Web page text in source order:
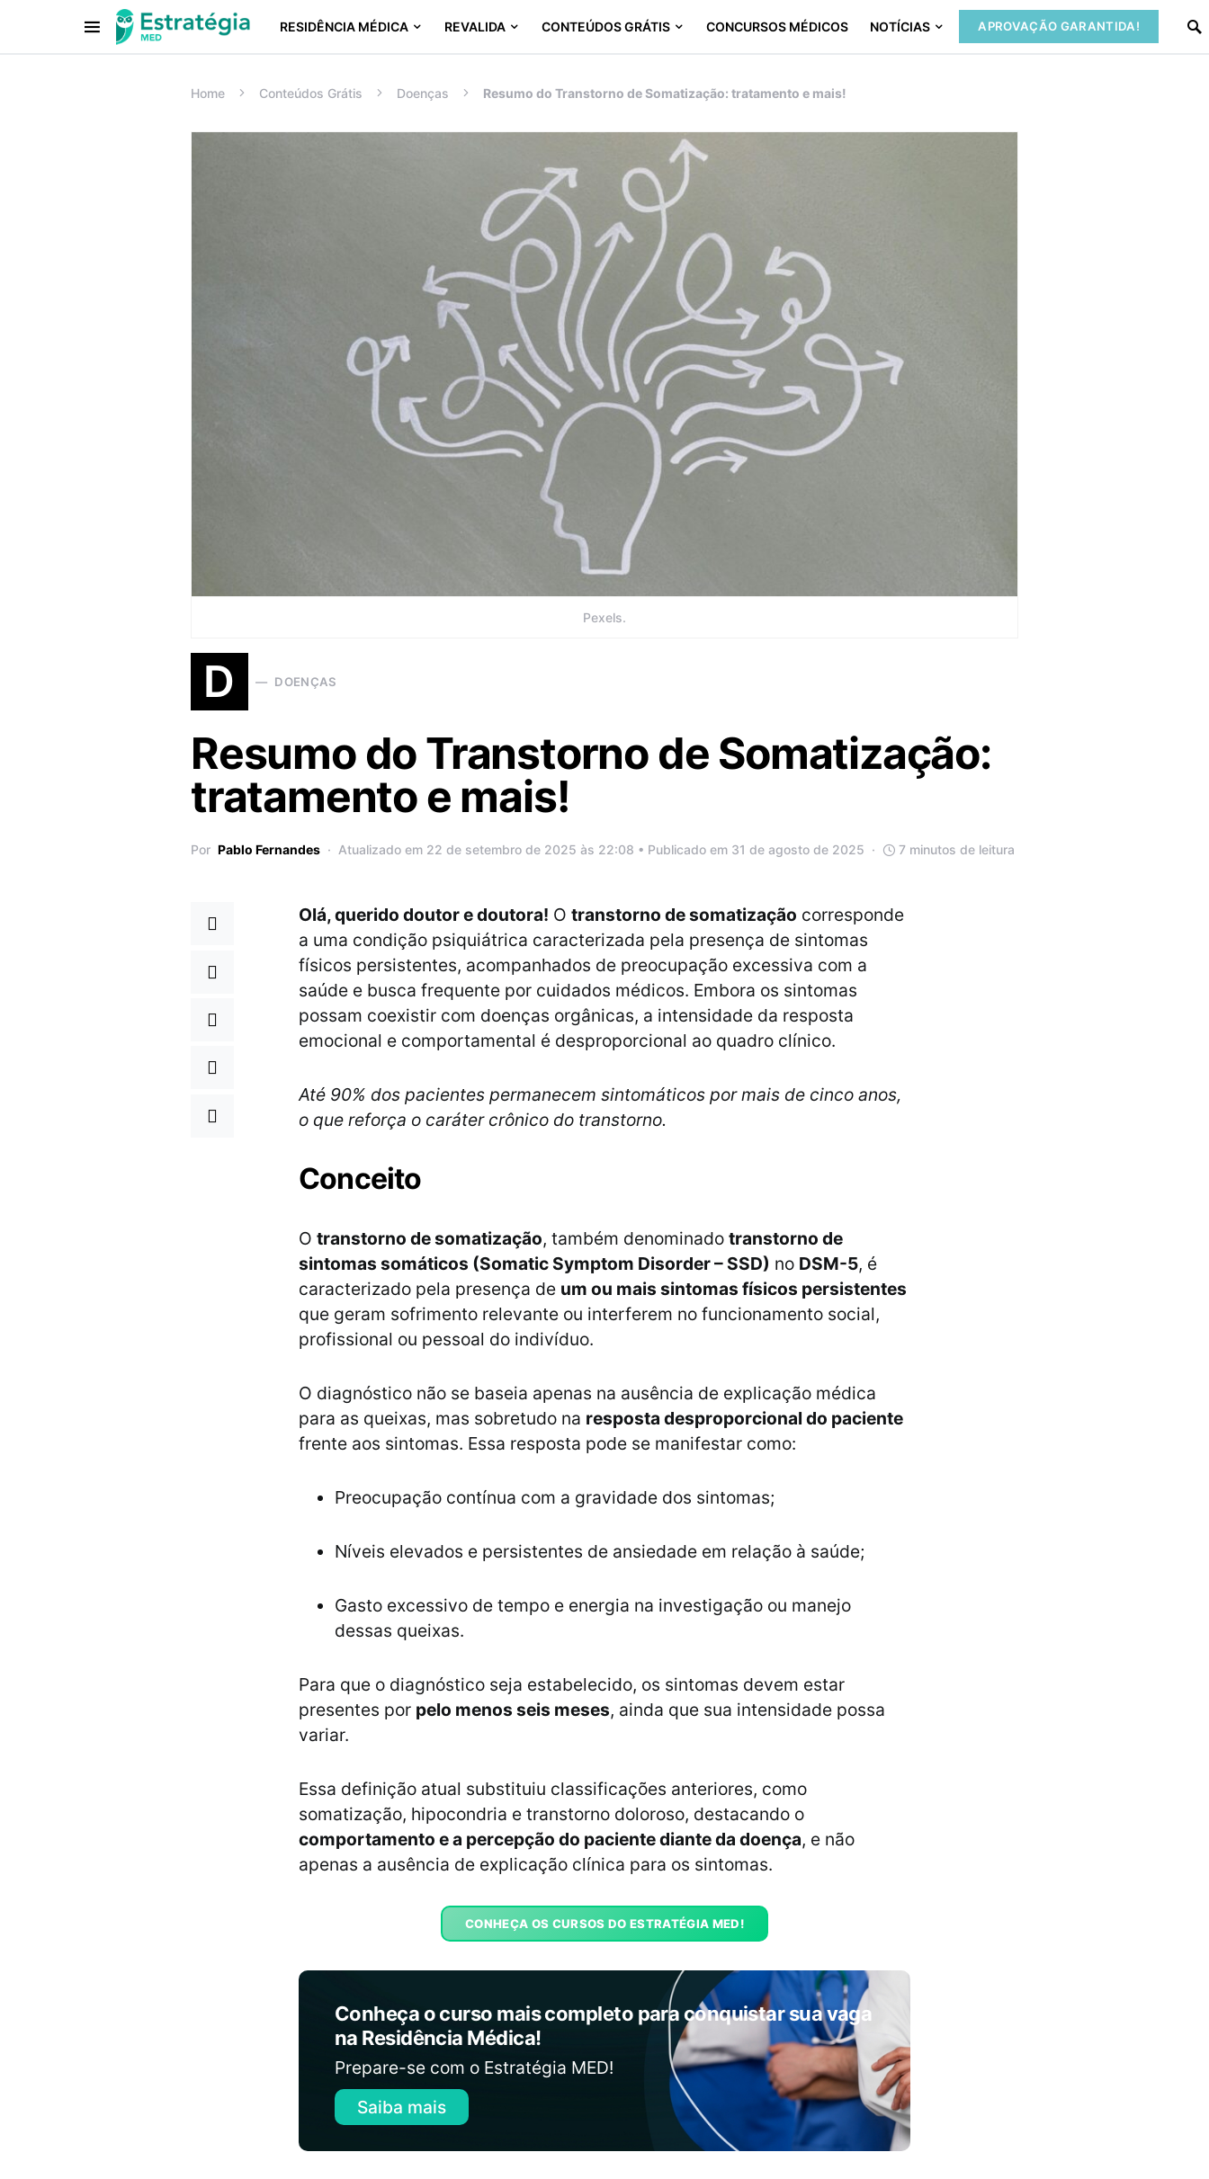
RESIDÊNCIA MÉDICA REVALIDA CONTEÚDOS GRÁTIS CONCURSOS MÉDICOS NOTÍCIAS APROVAÇÃO GARANTIDA!
Procurar:
Home Conteúdos Grátis Doenças Resumo do Transtorno de Somatização: tratamento e mais!
Pexels.
D DOENÇAS
Resumo do Transtorno de Somatização:
tratamento e mais!
Por Pablo Fernandes Atualizado em 22 de setembro de 2025 às 22:08 • Publicado em 31 de agosto de 2025 7 minutos de leitura
Olá, querido doutor e doutora! O transtorno de somatização corresponde
a uma condição psiquiátrica caracterizada pela presença de sintomas
físicos persistentes, acompanhados de preocupação excessiva com a
saúde e busca frequente por cuidados médicos. Embora os sintomas
possam coexistir com doenças orgânicas, a intensidade da resposta
emocional e comportamental é desproporcional ao quadro clínico.
Até 90% dos pacientes permanecem sintomáticos por mais de cinco anos,
o que reforça o caráter crônico do transtorno.
Conceito
O transtorno de somatização, também denominado transtorno de
sintomas somáticos (Somatic Symptom Disorder – SSD) no DSM-5, é
caracterizado pela presença de um ou mais sintomas físicos persistentes
que geram sofrimento relevante ou interferem no funcionamento social,
profissional ou pessoal do indivíduo.
O diagnóstico não se baseia apenas na ausência de explicação médica
para as queixas, mas sobretudo na resposta desproporcional do paciente
frente aos sintomas. Essa resposta pode se manifestar como:
Preocupação contínua com a gravidade dos sintomas;
Níveis elevados e persistentes de ansiedade em relação à saúde;
Gasto excessivo de tempo e energia na investigação ou manejo
dessas queixas.
Para que o diagnóstico seja estabelecido, os sintomas devem estar
presentes por pelo menos seis meses, ainda que sua intensidade possa
variar.
Essa definição atual substituiu classificações anteriores, como
somatização, hipocondria e transtorno doloroso, destacando o
comportamento e a percepção do paciente diante da doença, e não
apenas a ausência de explicação clínica para os sintomas.
CONHEÇA OS CURSOS DO ESTRATÉGIA MED!
Conheça o curso mais completo para conquistar sua vaga
na Residência Médica!
Prepare-se com o Estratégia MED!
Saiba mais